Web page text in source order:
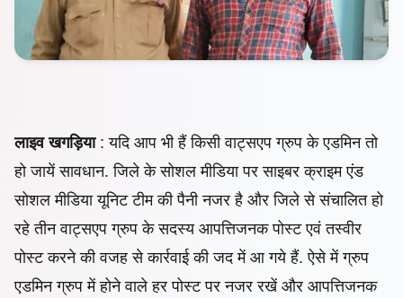
लाइव खगड़िया: यदि आप भी हैं किसी वाट्सएप ग्रुप के एडमिन तो
हो जायें सावधान. जिले के सोशल मीडिया पर साइबर क्राइम एंड
सोशल मीडिया यूनिट टीम की पैनी नजर है और जिले से संचालित हो
रहे तीन वाट्सएप ग्रुप के सदस्य आपत्तिजनक पोस्ट एवं तस्वीर
पोस्ट करने की वजह से कार्रवाई की जद में आ गये हैं. ऐसे में ग्रुप
एडमिन ग्रुप में होने वाले हर पोस्ट पर नजर रखें और आपत्तिजनक